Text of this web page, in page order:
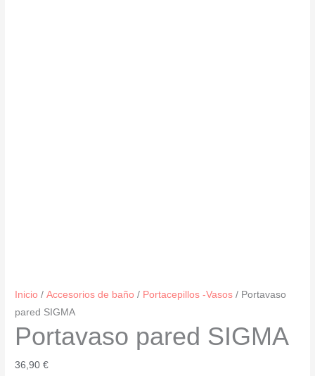
Inicio /Accesorios de baño / Portacepillos -Vasos / Portavaso
pared SIGMA
Portavaso pared SIGMA
36,90€